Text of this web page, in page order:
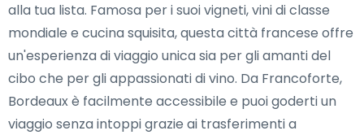
alla tua lista. Famosa per i suoi vigneti, vini di classe
mondiale e cucina squisita, questa città francese offre
un'esperienza di viaggio unica sia per gli amanti del
cibo che per gli appassionati di vino. Da Francoforte,
Bordeaux è facilmente accessibile e puoi goderti un
viaggio senza intoppi grazie ai trasferimenti a